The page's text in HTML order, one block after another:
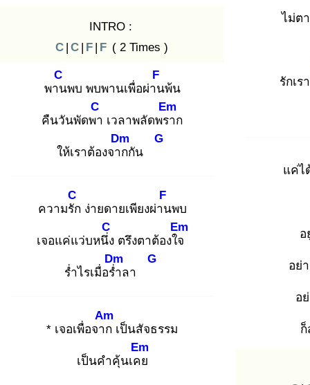
INTRO :
C | C | F | F ( 2 Times )
พาน
C
พบ พบพานเพื่อผ่าน
F
พ้น
คืนวันพัดพา
C
เวลาพลัดพรา
Em
ก
ให้เราต้องจาก
Dm
กัน
G
ความรัก
C
ง่ายดายเพียงผ่าน
F
พบ
เจอแค่แว่บหนึ่ง
C
ตรึงตาต้องใจ
Em
ร่ำไรเมื่อร่ำ
Dm
ลา
G
* เจอเพื่อจาก
Am
เป็นสัจธรรม
เป็นคำคุ้นเคย
Em
ไม่ต
รักเร
แค่ไ
อ
อย่
อ